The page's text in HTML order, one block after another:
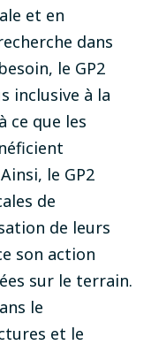
et en
dans
le GP2
inclusive à la
ce que les
Ainsi, le GP2
de
de leurs
son action
sur le terrain.
le
et le